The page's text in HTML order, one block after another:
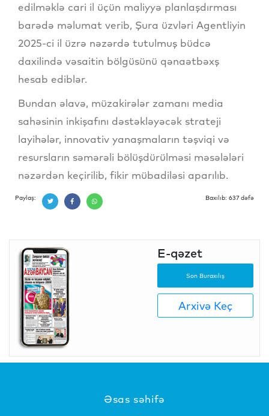
edilməklə cari il üçün maliyyə planlaşdırması
barədə məlumat verib, Şura üzvləri Agentliyin
2025-ci il üzrə nəzərdə tutulmuş büdcə
daxilində vəsaitin bölgüsünü qənaətbəxş
hesab ediblər.
Bundan əlavə, müzakirələr zamanı media
sahəsinin inkişafını dəstəkləyəcək strateji
layihələr, innovativ yanaşmaların təşviqi və
resursların səmərəli bölüşdürülməsi məsələləri
nəzərdən keçirilib, fikir mübadiləsi aparılıb.
Paylaş: Baxılıb: 637 dəfə
E-qəzet
Son Buraxılış
Arxivə Keç
Əsas səhifə